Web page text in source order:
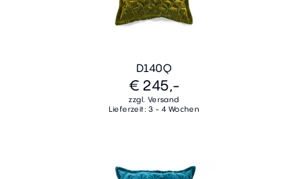
D140Q
€ 245,-
zzgl. Versand
Lieferzeit: 3 - 4 Wochen